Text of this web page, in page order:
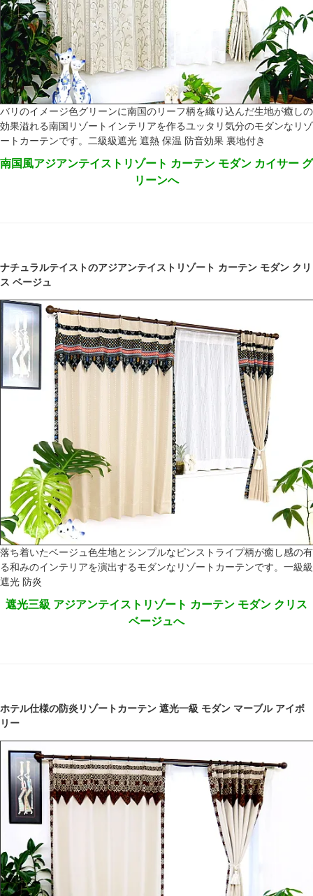
バリのイメージ色グリーンに南国のリーフ柄を織り込んだ生地が癒しの
効果溢れる南国リゾートインテリアを作るユッタリ気分のモダンなリゾ
ートカーテンです。二級級遮光 遮熱 保温 防音効果 裏地付き
南国風アジアンテイストリゾート カーテン モダン カイサー グ
リーンへ
ナチュラルテイストのアジアンテイストリゾート カーテン モダン クリ
ス ベージュ
落ち着いたベージュ色生地とシンプルなピンストライプ柄が癒し感の有
る和みのインテリアを演出するモダンなリゾートカーテンです。一級級
遮光 防炎
遮光三級 アジアンテイストリゾート カーテン モダン クリス
ベージュへ
ホテル仕様の防炎リゾートカーテン 遮光一級 モダン マーブル アイボ
リー